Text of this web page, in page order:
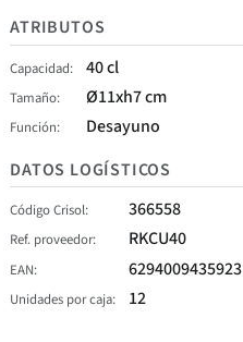
ATRIBUTOS
Capacidad 40 cl
Tamaño Ø11xh7 cm
Función
Desayuno
DATOS LOGÍSTICOS
Código Crisol 366558
Ref. proveedor RKCU40
EAN 6294009435923
Unidades por caja 12